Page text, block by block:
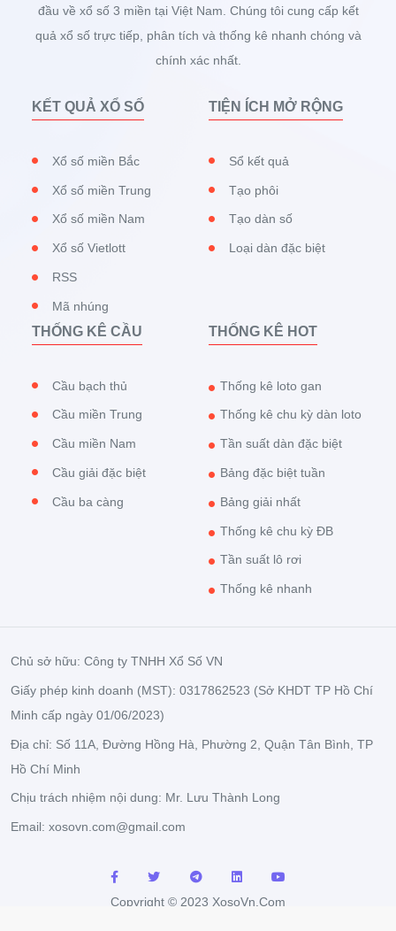
đầu về xổ số 3 miền tại Việt Nam. Chúng tôi cung cấp kết
quả xổ số trực tiếp, phân tích và thống kê nhanh chóng và
chính xác nhất.
KẾT QUẢ XỔ SỐ
Xổ số miền Bắc
Xổ số miền Trung
Xổ số miền Nam
Xổ số Vietlott
RSS
Mã nhúng
TIỆN ÍCH MỞ RỘNG
Sổ kết quả
Tạo phôi
Tạo dàn số
Loại dàn đặc biệt
THỐNG KÊ CẦU
Cầu bạch thủ
Cầu miền Trung
Cầu miền Nam
Cầu giải đặc biệt
Cầu ba càng
THỐNG KÊ HOT
Thống kê loto gan
Thống kê chu kỳ dàn loto
Tần suất dàn đặc biệt
Bảng đặc biệt tuần
Bảng giải nhất
Thống kê chu kỳ ĐB
Tần suất lô rơi
Thống kê nhanh
Chủ sở hữu: Công ty TNHH Xổ Số VN
Giấy phép kinh doanh (MST): 0317862523 (Sở KHDT TP Hồ Chí
Minh cấp ngày 01/06/2023)
Địa chỉ: Số 11A, Đường Hồng Hà, Phường 2, Quận Tân Bình, TP
Hồ Chí Minh
Chịu trách nhiệm nội dung: Mr. Lưu Thành Long
Email: xosovn.com@gmail.com
Copyright © 2023 XosoVn.Com